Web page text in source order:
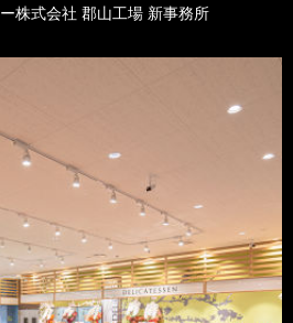
株式会社 郡山工場 新事務所